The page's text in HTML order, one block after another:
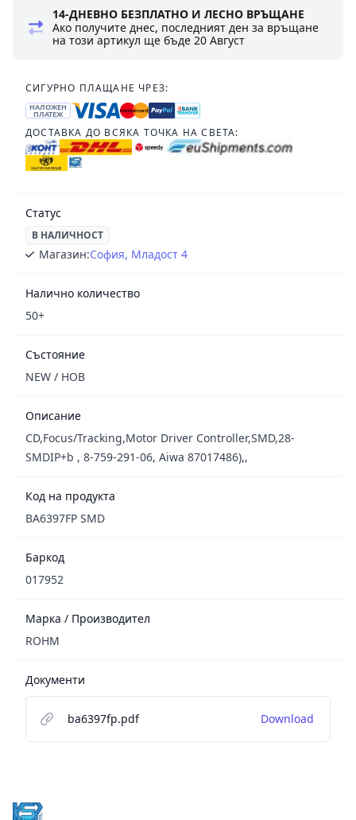
14-ДНЕВНО БЕЗПЛАТНО И ЛЕСНО ВРЪЩАНЕ
Ако получите днес, последният ден за връщане
на този артикул ще бъде20 Август
СИГУРНО ПЛАЩАНЕ ЧРЕЗ:
НАЛОЖЕН
ПЛАТЕЖ
ДОСТАВКА ДО ВСЯКА ТОЧКА НА СВЕТА:
Статус
В НАЛИЧНОСТ
Магазин:София, Младост 4
Налично количество
50+
Състояние
NEW / НОВ
Описание
CD,Focus/Tracking,Motor Driver Controller,SMD,28-
SMDIP+b , 8-759-291-06, Aiwa 87017486),,
Код на продукта
BA6397FP SMD
Баркод
017952
Марка / Производител
ROHM
Документи
ba6397fp.pdf Download